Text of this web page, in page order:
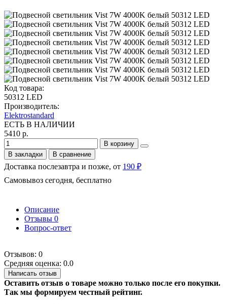
Код товара:
50312 LED
Производитель:
Elektrostandard
ЕСТЬ В НАЛИЧИИ
5410 р.
В корзину
В закладки
В сравнение
Доставка послезавтра и позже, от 190 ₽
Самовывоз сегодня, бесплатно
Описание
Отзывы 0
Вопрос-ответ
Отзывов: 0
Средняя оценка: 0.0
Написать отзыв
Оставить отзыв о товаре можно только после его покупки.
Так мы формируем честный рейтинг.